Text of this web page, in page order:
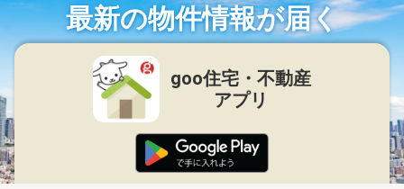
最新の物件情報が届く
goo住宅・不動産
アプリ